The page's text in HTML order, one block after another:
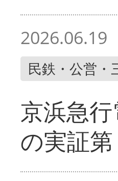
2026.06.19
民鉄・公営・
京浜急
の実証